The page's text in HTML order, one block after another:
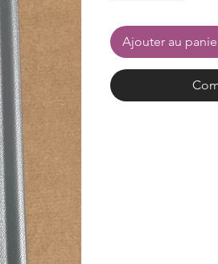
Ajouter au